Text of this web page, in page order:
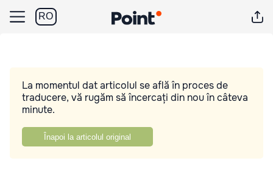
RO
La momentul dat articolul se află în proces de
traducere, vă rugăm să încercați din nou în câteva
minute.
Înapoi la articolul original